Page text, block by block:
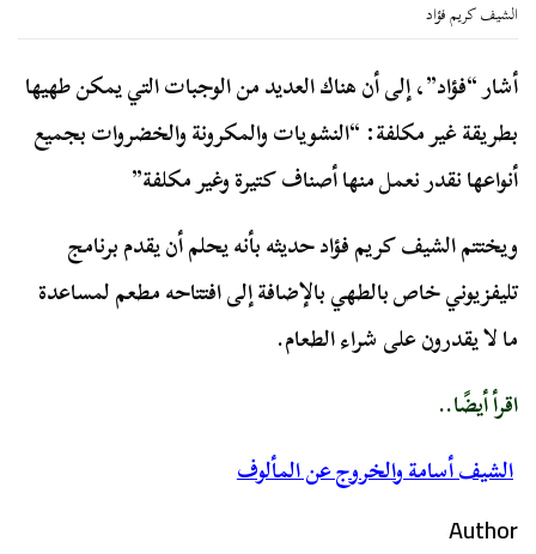
الشيف كريم فؤاد
أشار “فؤاد”، إلى أن هناك العديد من الوجبات التي يمكن طهيها
بطريقة غير مكلفة: “النشويات والمكرونة والخضروات بجميع
أنواعها نقدر نعمل منها أصناف كتيرة وغير مكلفة”
ويختتم الشيف كريم فؤاد حديثه بأنه يحلم أن يقدم برنامج
تليفزيوني خاص بالطهي بالإضافة إلى افتتاحه مطعم لمساعدة
ما لا يقدرون على شراء الطعام.
اقرأ أيضًا..
الشيف أسامة والخروج عن المألوف
Author